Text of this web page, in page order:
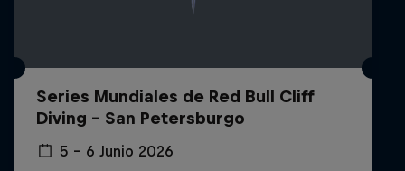
Series Mundiales de Red Bull Cliff
Diving - San Petersburgo
5 – 6 Junio 2026